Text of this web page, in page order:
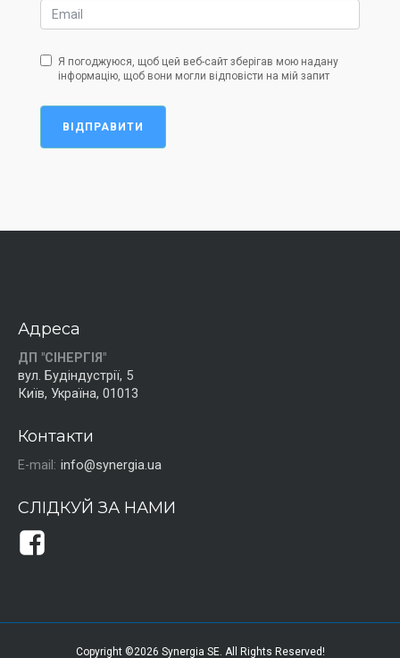
Я погоджуюся, щоб цей веб-сайт зберігав мою надану
інформацію, щоб вони могли відповісти на мій запит
ВІДПРАВИТИ
Адреса
ДП "СІНЕРГІЯ"
вул. Будіндустрії, 5
Київ, Україна, 01013
Контакти
E-mail: info@synergia.ua
СЛІДКУЙ ЗА НАМИ
Copyright ©2026 Synergia SE. All Rights Reserved!